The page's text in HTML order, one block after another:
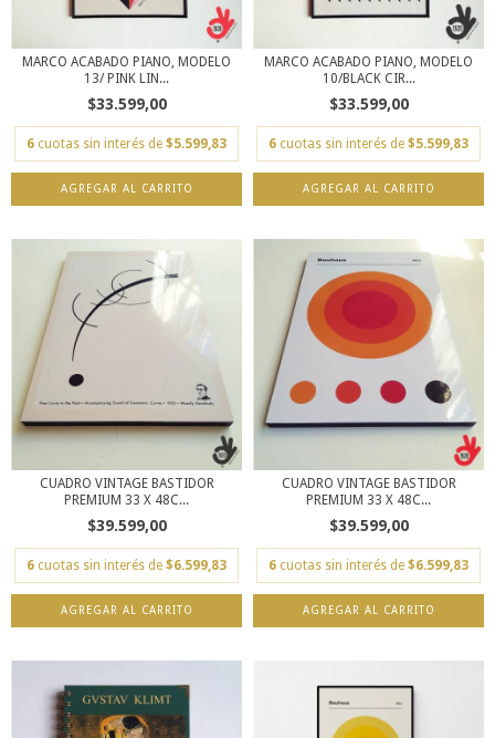
MARCO ACABADO PIANO, MODELO
13/ PINK LIN...
$33.599,00
6 cuotas sin interés de $5.599,83
AGREGAR AL CARRITO
MARCO ACABADO PIANO, MODELO
10/BLACK CIR...
$33.599,00
6 cuotas sin interés de $5.599,83
AGREGAR AL CARRITO
CUADRO VINTAGE BASTIDOR
PREMIUM 33 X 48C...
$39.599,00
6 cuotas sin interés de $6.599,83
CUADRO VINTAGE BASTIDOR
PREMIUM 33 X 48C...
$39.599,00
6 cuotas sin interés de $6.599,83